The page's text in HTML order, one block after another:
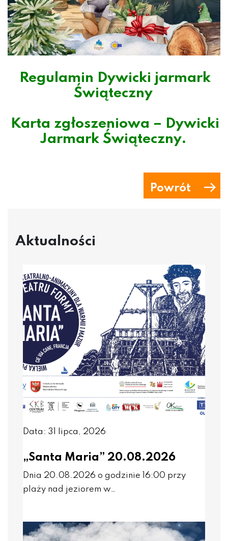
Regulamin Dywicki jarmark
Świąteczny
Karta zgłoszeniowa – Dywicki
Jarmark Świąteczny.
Powrót
Aktualności
Data: 31 lipca, 2026
„Santa Maria” 20.08.2026
Dnia 20.08.2026 o godzinie 16:00 przy
plaży nad jeziorem w…